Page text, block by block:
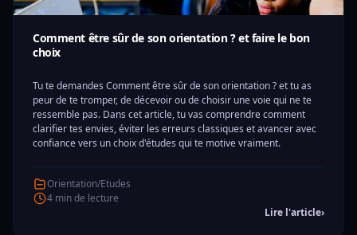
Comment être sûr de son orientation ? et faire le bon
choix
Tu te demandes Comment être sûr de son orientation ? et tu as
peur de te tromper, de décevoir ou de choisir une voie qui ne te
ressemble pas. Dans cet article, tu vas comprendre comment
clarifier tes envies, éviter les erreurs classiques et avancer avec
confiance vers un choix d'études qui te motive vraiment.
Orientation/Etudes
4 min de lecture
Lire l'article›